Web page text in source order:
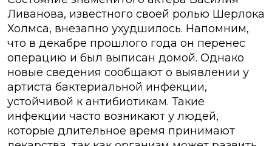
Ливанова, известного своей ролью Шерлока
Холмса, внезапно ухудшилось. Напомним,
что в декабре прошлого года он перенес
операцию и был выписан домой. Однако
новые сведения сообщают о выявлении у
артиста бактериальной инфекции,
устойчивой к антибиотикам. Такие
инфекции часто возникают у людей,
которые длительное время принимают